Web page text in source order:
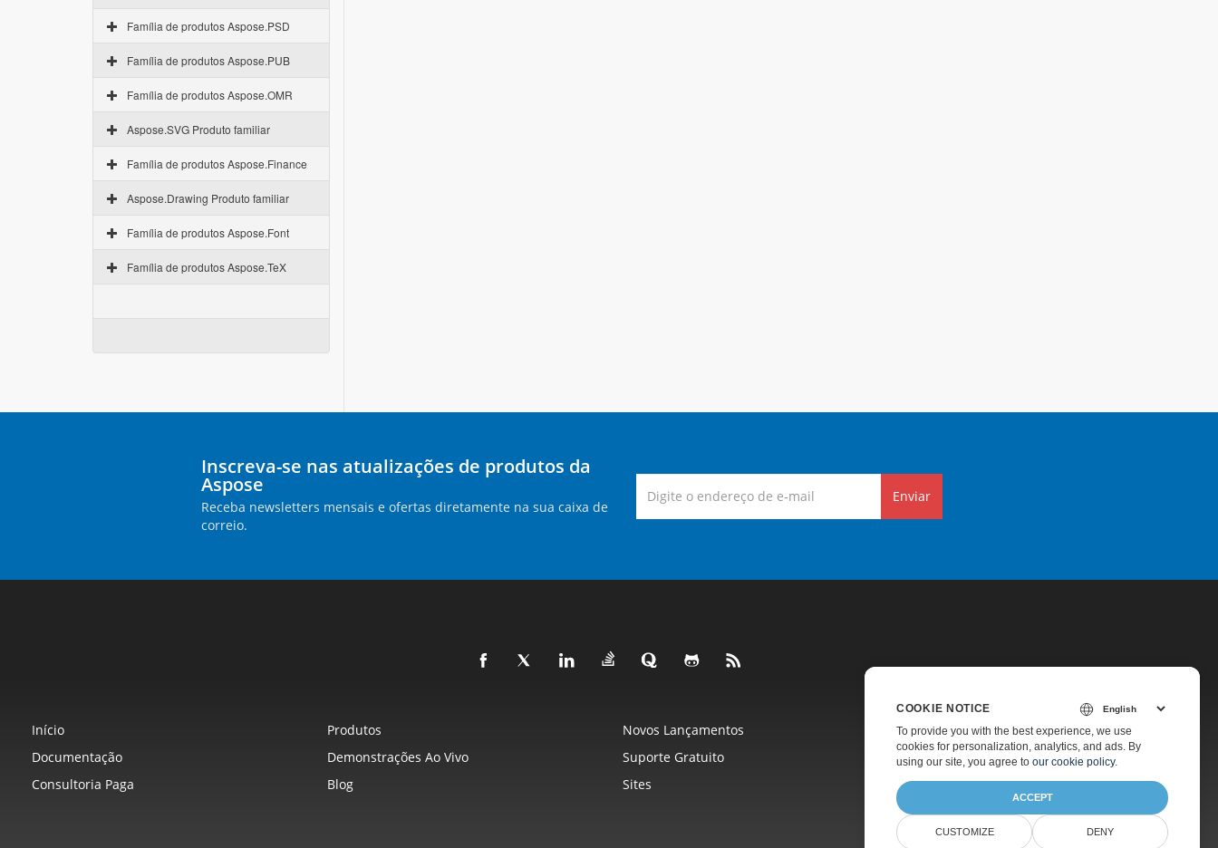
Família de produtos Aspose.PSD
Família de produtos Aspose.PUB
Família de produtos Aspose.OMR
Aspose.SVG Produto familiar
Família de produtos Aspose.Finance
Aspose.Drawing Produto familiar
Família de produtos Aspose.Font
Família de produtos Aspose.TeX
Inscreva-se nas atualizações de produtos da
Aspose
Receba newsletters mensais e ofertas diretamente na sua caixa de
correio.
Enviar
Início Produtos Novos Lançamentos
Preços
Documentação
Demonstrações Ao Vivo Suporte Gratuito
Suporte Pago
Consultoria Paga
Blog Sites Sobre
COOKIE NOTICE
To provide you with the best experience, we use
cookies for personalization, analytics, and ads. By
using our site, you agree to our cookie policy.
ACCEPT
CUSTOMIZE DENY